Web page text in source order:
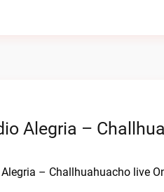
Alegria –
– Challhuahuacho live